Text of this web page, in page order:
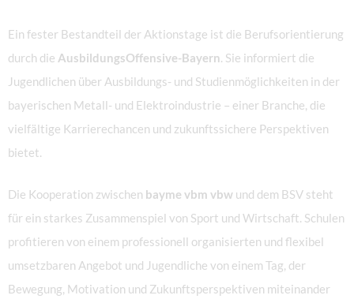
Ein fester Bestandteil der Aktionstage ist die Berufsorientierung
durch die AusbildungsOffensive-Bayern. Sie informiert die
Jugendlichen über Ausbildungs- und Studienmöglichkeiten in der
bayerischen Metall- und Elektroindustrie – einer Branche, die
vielfältige Karrierechancen und zukunftssichere Perspektiven
bietet.
Die Kooperation zwischen bayme vbm vbw und dem BSV steht
für ein starkes Zusammenspiel von Sport und Wirtschaft. Schulen
profitieren von einem professionell organisierten und flexibel
umsetzbaren Angebot und Jugendliche von einem Tag, der
Bewegung, Motivation und Zukunftsperspektiven miteinander